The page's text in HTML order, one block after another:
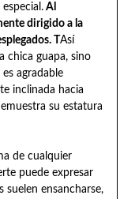
Al
dirigido a la
ТAsí
chica guapa, sino
agradable
inclinada hacia
su estatura
de cualquier
puede expresar
suelen ensancharse,